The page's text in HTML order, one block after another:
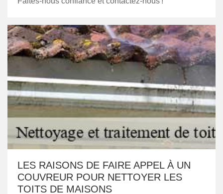
LES RAISONS DE FAIRE APPEL À UN
COUVREUR POUR NETTOYER LES
TOITS DE MAISONS